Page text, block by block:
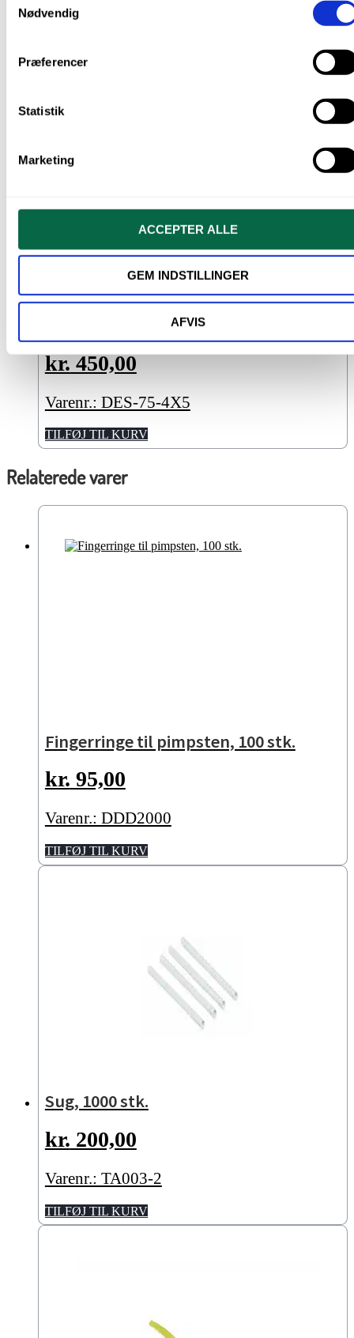
Nødvendig
Præferencer
Statistik
Marketing
ACCEPTER ALLE
GEM INDSTILLINGER
AFVIS
Kasse m. 25 pakker à 200 stk.
Du kunne også være interesseret i…
Desinfektion, sprit 75 %, 3 x 5 liter
kr.450,00
Varenr.: DES-75-4X5
TILFØJ TIL KURV
Relaterede varer
Fingerringe til pimpsten, 100 stk.
kr. 95,00
Varenr.: DDD2000
TILFØJ TIL KURV
Sug, 1000 stk.
kr. 200,00
Varenr.: TA003-2
TILFØJ TIL KURV